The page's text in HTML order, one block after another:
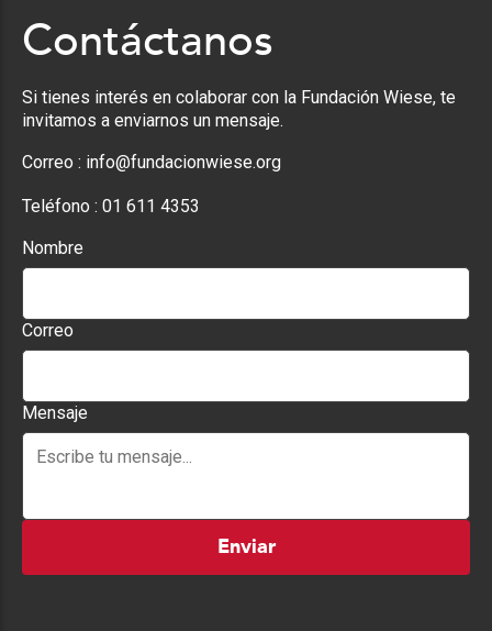
Contáctanos
Si tienes interés en colaborar con la Fundación Wiese, te
invitamos a enviarnos un mensaje.
Correo : info@fundacionwiese.org
Teléfono : 01 611 4353
Nombre
Correo
Mensaje
Enviar